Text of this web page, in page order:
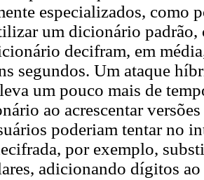
especializados, como
um dicionário
decifram, em
segundos. Um ataque
um pouco mais de
ao acrescentar
poderiam tentar no
por exemplo,
adicionando dígitos